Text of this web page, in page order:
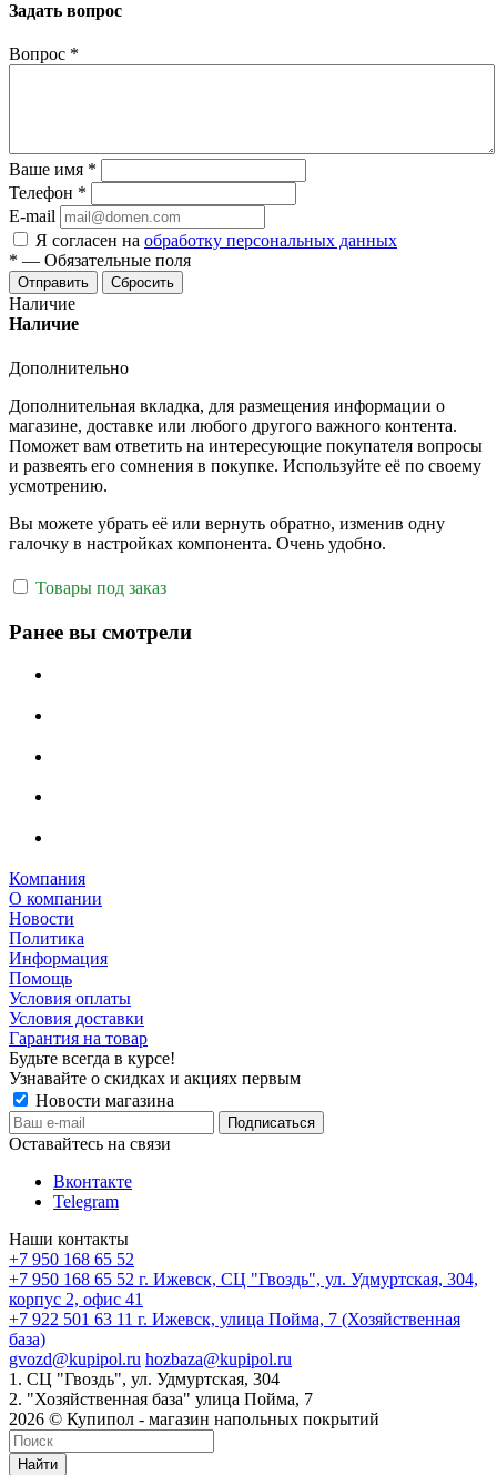
Задать вопрос
Вопрос *
Ваше имя *
Телефон *
E-mail
Я согласен на обработку персональных данных
* — Обязательные поля
Отправить Сбросить
Наличие
Наличие
Дополнительно
Дополнительная вкладка, для размещения информации о
магазине, доставке или любого другого важного контента.
Поможет вам ответить на интересующие покупателя вопросы
и развеять его сомнения в покупке. Используйте её по своему
усмотрению.
Вы можете убрать её или вернуть обратно, изменив одну
галочку в настройках компонента. Очень удобно.
Товары под заказ
Ранее вы смотрели
Компания
О компании
Новости
Политика
Информация
Помощь
Условия оплаты
Условия доставки
Гарантия на товар
Будьте всегда в курсе!
Узнавайте о скидках и акциях первым
Новости магазина
Оставайтесь на связи
Вконтакте
Telegram
Наши контакты
+7 950 168 65 52
+7 950 168 65 52 г. Ижевск, СЦ "Гвоздь", ул. Удмуртская, 304,
корпус 2, офис 41
+7 922 501 63 11 г. Ижевск, улица Пойма, 7 (Хозяйственная
база)
gvozd@kupipol.ru hozbaza@kupipol.ru
1. СЦ "Гвоздь", ул. Удмуртская, 304
2. "Хозяйственная база" улица Пойма, 7
2026 © Купипол - магазин напольных покрытий
Найти